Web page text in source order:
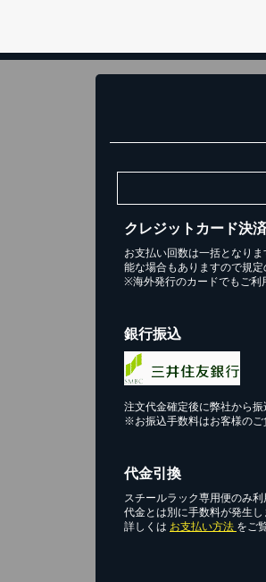
クレジットカード決済
お支払い回数は一括となり
能な場合もありますので規
※海外発行のカードでもご利
銀行振込
注文代金確定後に弊社から振
※お振込手数料はお客様のご
代金引換
スチールラック専用便のみ利
代金とは別に手数料が発生し
詳しくは お支払い方法 をご